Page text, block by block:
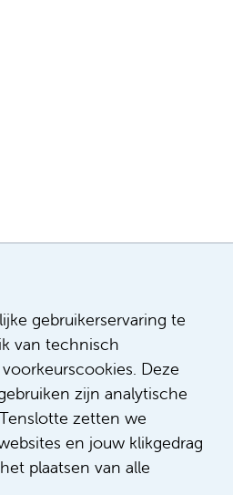
gebruikerservaring te
van technisch
Deze
zijn analytische
zetten we
en jouw klikgedrag
plaatsen van alle